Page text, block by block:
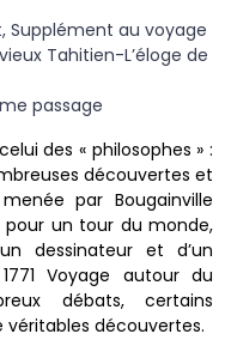
Supplément au voyage
Tahitien-L’éloge de
passage
des « philosophes » :
découvertes et
par Bougainville
pour un tour du monde,
dessinateur et d’un
Voyage autour du
débats, certains
véritables découvertes.